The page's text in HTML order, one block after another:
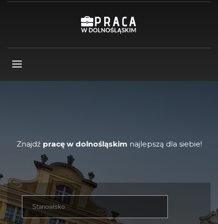
Znajdź pracę w dolnośląskim najlepszą dla siebie!